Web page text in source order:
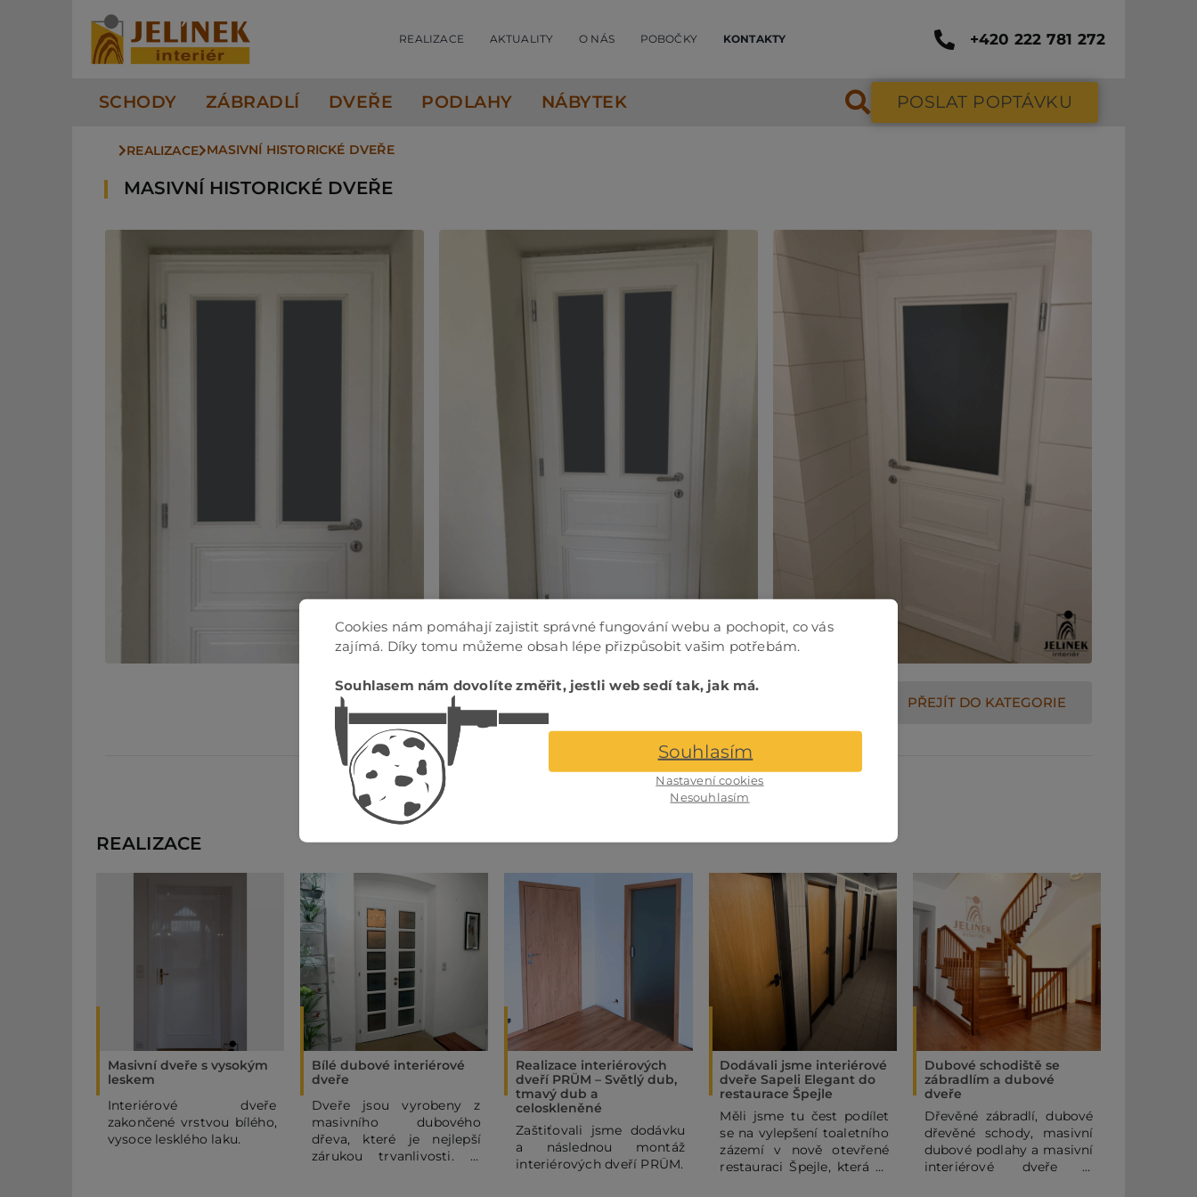
REALIZACE AKTUALITY O NÁS POBOČKY KONTAKTY +420 222 781 272
SCHODY ZÁBRADLÍ DVEŘE PODLAHY NÁBYTEK POSLAT POPTÁVKU
REALIZACE MASIVNÍ HISTORICKÉ DVEŘE
MASIVNÍ HISTORICKÉ DVEŘE
PŘEJÍT DO KATEGORIE
REALIZACE
Masivní dveře s vysokým
leskem
Interiérové dveře
zakončené vrstvou bílého,
vysoce lesklého laku.
Bílé dubové interiérové
dveře
Dveře jsou vyrobeny z
masivního dubového
dřeva, které je nejlepší
zárukou trvanlivosti. O
Realizace interiérových
dveří PRÜM – Světlý dub,
tmavý dub a
celoskleněné
Zaštiťovali jsme dodávku
a následnou montáž
interiérových dveří PRÜM.
Dodávali jsme interiérové
dveře Sapeli Elegant do
restaurace Špejle
Měli jsme tu čest podílet
se na vylepšení toaletního
zázemí v nově otevřené
restauraci Špejle, která se
Dubové schodiště se
zábradlím a dubové
dveře
Dřevěné zábradlí, dubové
dřevěné schody, masivní
dubové podlahy a masivní
interiérové dveře v
Cookies nám pomáhají zajistit správné fungování webu a pochopit, co vás
zajímá. Díky tomu můžeme obsah lépe přizpůsobit vašim potřebám.
Souhlasem nám dovolíte změřit, jestli web sedí tak, jak má.
Nastavení cookies
Nesouhlasím
Souhlasím